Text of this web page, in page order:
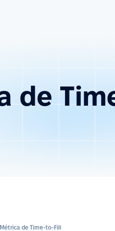
de
Métrica de Time-to-Fill